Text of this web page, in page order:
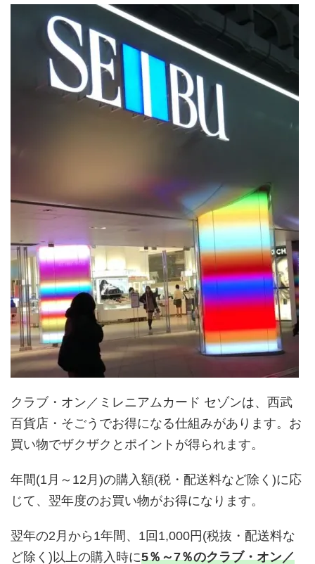
クラブ・オン／ミレニアムカード セゾンは、西武
百貨店・そごうでお得になる仕組みがあります。お
買い物でザクザクとポイントが得られます。
年間(1月～12月)の購入額(税・配送料など除く)に応
じて、翌年度のお買い物がお得になります。
翌年の2月から1年間、1回1,000円(税抜・配送料な
ど除く)以上の購入時に5％～7％のクラブ・オン／